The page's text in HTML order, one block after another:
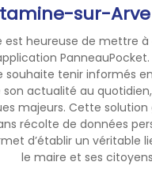
sur-Arve
est heureuse de mettre à
souhaite tenir informés
actualité au
majeurs. Cette
récolte de données
d’établir un véritable
le maire et ses
Températures
attendues :
Ce mardi après-midi :
35°Cdans les
vallées ;
Maximales de la journée :
36°C;
Nuit de mardi à
encore chaude avec